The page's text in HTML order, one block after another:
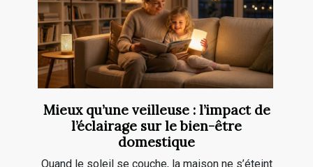
Mieux qu’une veilleuse : l’impact de
l’éclairage sur le bien-être
domestique
Quand le soleil se couche, la maison ne s’éteint